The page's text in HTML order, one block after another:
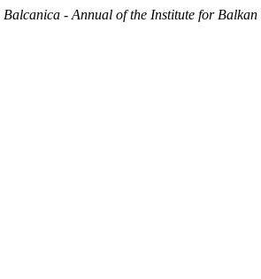
Balcanica - Annual of the Institute for Balkan